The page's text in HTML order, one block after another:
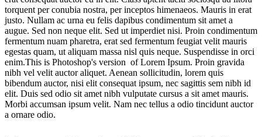
torquent per conubia nostra, per inceptos himenaeos. Mauris in erat
justo. Nullam ac urna eu felis dapibus condimentum sit amet a
augue. Sed non neque elit. Sed ut imperdiet nisi. Proin condimentum
fermentum nuam pharetra, erat sed fermentum feugiat velit mauris
egestas quam, ut aliquam massa nisl quis neque. Suspendisse in orci
enim.This is Photoshop's version of Lorem Ipsum. Proin gravida
nibh vel velit auctor aliquet. Aenean sollicitudin, lorem quis
bibendum auctor, nisi elit consequat ipsum, nec sagittis sem nibh id
elit. Duis sed odio sit amet nibh vulputate cursus a sit amet mauris.
Morbi accumsan ipsum velit. Nam nec tellus a odio tincidunt auctor
a ornare odio.